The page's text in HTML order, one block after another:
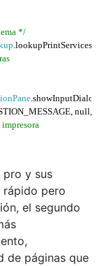
*/
lookupPrintServices
showInputDialog
null
.loadObject
(jasperReport, new
pro y sus
rápido pero
el segundo
de páginas que